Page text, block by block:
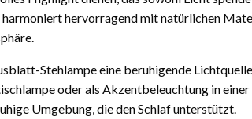
hervorragend mit natürlichen
Stehlampe eine beruhigende
oder als Akzentbeleuchtung in
Umgebung, die den Schlaf unterstützt.